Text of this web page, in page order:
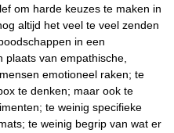
om harde keuzes te maken in
altijd het veel te veel zenden
in een
van empathische,
emotioneel raken; te
te denken; maar ook te
te weinig specifieke
te weinig begrip van wat er